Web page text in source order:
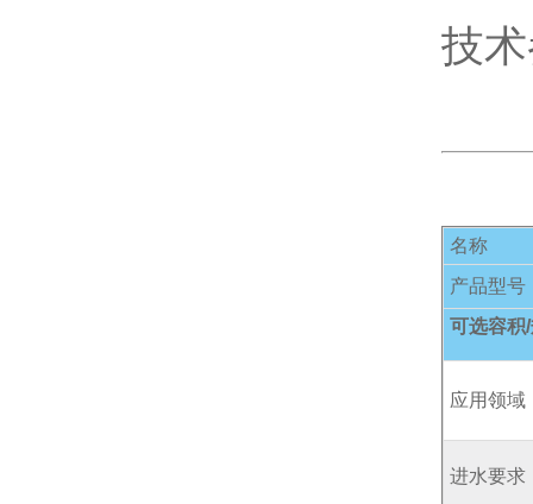
技
名称
产品型号
可选容积
应用领域
进水要求